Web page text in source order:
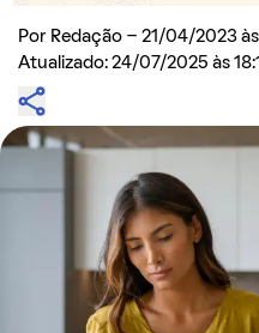
Por Redação - 21/04/2023
Atualizado: 24/07/2025 às